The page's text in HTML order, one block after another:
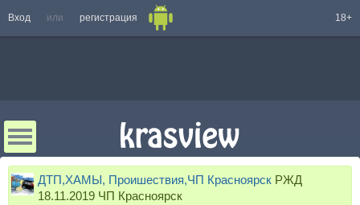
Вход или регистрация 18+
ДТП,ХАМЫ, Проишествия,ЧП Красноярск РЖД
18.11.2019 ЧП Красноярск